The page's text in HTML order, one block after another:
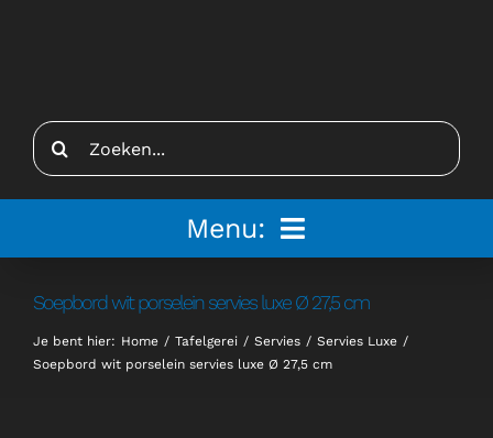
Zoeken
naar:
Menu:
Tenten
Soepbord wit porselein servies luxe Ø 27,5 cm
Je bent hier: Home Tafelgerei Servies
Servies Luxe
Soepbord wit porselein servies luxe Ø 27,5 cm